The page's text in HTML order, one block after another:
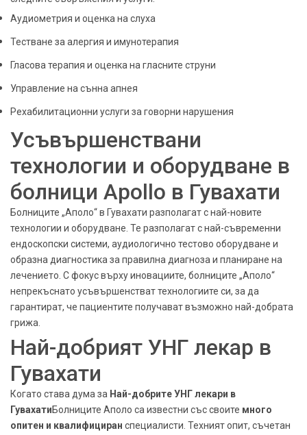
Аудиометрия и оценка на слуха
Тестване за алергия и имунотерапия
Гласова терапия и оценка на гласните струни
Управление на сънна апнея
Рехабилитационни услуги за говорни нарушения
Усъвършенствани
технологии и оборудване в
болници Apollo в Гувахати
Болниците „Аполо“ в Гувахати разполагат с най-новите
технологии и оборудване. Те разполагат с най-съвременни
ендоскопски системи, аудиологично тестово оборудване и
образна диагностика за правилна диагноза и планиране на
лечението. С фокус върху иновациите, болниците „Аполо“
непрекъснато усъвършенстват технологиите си, за да
гарантират, че пациентите получават възможно най-добрата
грижа.
Най-добрият УНГ лекар в
Гувахати
Когато става дума за Най-добрите УНГ лекари в
ГувахатиБолниците Аполо са известни със своите много
опитен и квалифициран специалисти. Техният опит, съчетан